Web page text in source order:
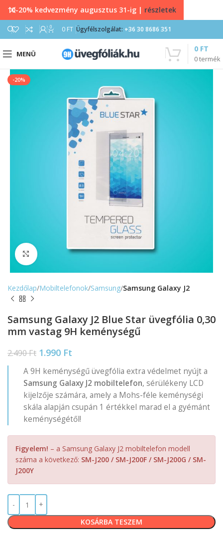
0 0 FT Ügyfélszolgálat: +36 30 8686 351
MENÜ
0termék
0 FT
-20%
Nagyítás
Kezdőlap Mobiltelefonok Samsung Samsung Galaxy J2
Samsung Galaxy J2 Blue Star üvegfólia 0,30
mm vastag 9H keménységű
2.490Ft 1.990 Ft
A 9H keménységű üvegfólia extra védelmet nyújt a
Samsung Galaxy J2 mobiltelefon, sérülékeny LCD
kijelzője számára, amely a Mohs-féle keménységi
skála alapján csupán 1 értékkel marad el a gyémánt
keménységétől!
Figyelem! – a Samsung Galaxy J2 mobiltelefon modell
száma a következő: SM-J200 / SM-J200F / SM-J200G / SM-
J200Y
KOSÁRBA TESZEM
10-20% kedvezmény augusztus 31-ig | részletek